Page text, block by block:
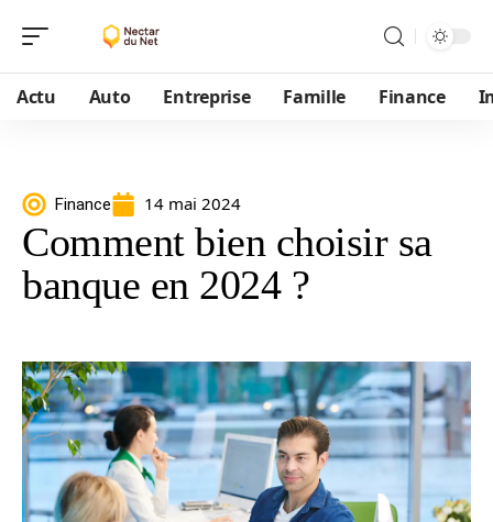
Actu Auto Entreprise Famille Finance
Finance 14 mai 2024
Comment bien choisir sa
banque en 2024 ?